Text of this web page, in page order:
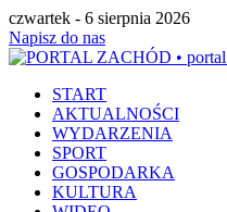
czwartek - 6 sierpnia 2026
Napisz do nas
START
AKTUALNOŚCI
WYDARZENIA
SPORT
GOSPODARKA
KULTURA